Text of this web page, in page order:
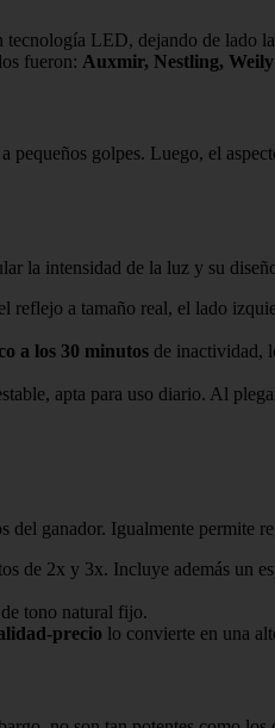
tecnología LED, dejando de lado
fueron: Auxmir, Nestling,
pequeños golpes. Luego, el
la intensidad de la luz y su
a tamaño real, el lado
a los 30 minutos de inactividad,
apta para uso diario. Al
del ganador. Igualmente permite
de 2x y 3x. Incluye además un
tono natural fijo.
precio lo convierte en una